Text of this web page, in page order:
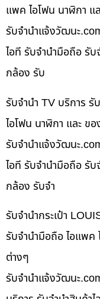
แพค ไอโฟน นาฬิกา แ
รับจํานําแจ้งวัฒนะ
ไอที รับจำนำมือถือ รั
กล้อง รับ
รับจำนำ TV บริการ รั
ไอโฟน นาฬิกา และ ข
รับจํานําแจ้งวัฒนะ
ไอที รับจำนำมือถือ รั
กล้อง รับจำ
รับจำนำกระเป๋า
รับจำนำมือถือ ไอแพค
ต่างๆ
รับจํานําแจ้งวัฒนะ